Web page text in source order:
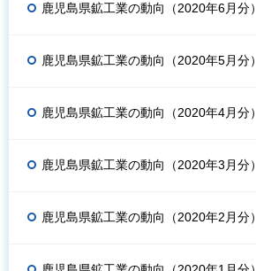
鹿児島県鉱工業の動向（2020年6月分）
鹿児島県鉱工業の動向（2020年5月分）
鹿児島県鉱工業の動向（2020年4月分）
鹿児島県鉱工業の動向（2020年3月分）
鹿児島県鉱工業の動向（2020年2月分）